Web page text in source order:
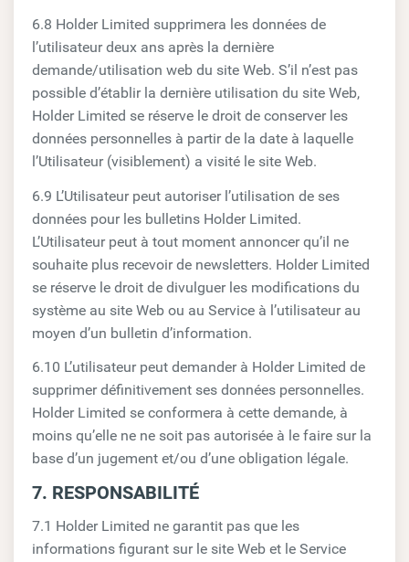
6.8 Holder Limited supprimera les données de
l’utilisateur deux ans après la dernière
demande/utilisation web du site Web. S’il n’est pas
possible d’établir la dernière utilisation du site Web,
Holder Limited se réserve le droit de conserver les
données personnelles à partir de la date à laquelle
l’Utilisateur (visiblement) a visité le site Web.
6.9 L’Utilisateur peut autoriser l’utilisation de ses
données pour les bulletins Holder Limited.
L’Utilisateur peut à tout moment annoncer qu’il ne
souhaite plus recevoir de newsletters. Holder Limited
se réserve le droit de divulguer les modifications du
système au site Web ou au Service à l’utilisateur au
moyen d’un bulletin d’information.
6.10 L’utilisateur peut demander à Holder Limited de
supprimer définitivement ses données personnelles.
Holder Limited se conformera à cette demande, à
moins qu’elle ne ne soit pas autorisée à le faire sur la
base d’un jugement et/ou d’une obligation légale.
7. RESPONSABILITÉ
7.1 Holder Limited ne garantit pas que les
informations figurant sur le site Web et le Service